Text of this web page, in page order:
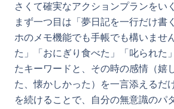
さくて確実なアクションプランをい
まず一つ目は「夢日記を一行だけ書
ホのメモ機能でも手帳でも構いませ
た」「おにぎり食べた」「叱られた
たキーワードと、その時の感情（嬉
た、懐かしかった）を一言添えるだ
を続けることで、自分の無意識のパ